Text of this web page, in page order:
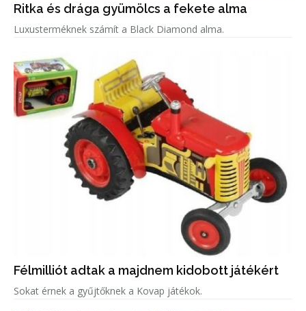
Ritka és drága gyümölcs a fekete alma
Luxusterméknek számít a Black Diamond alma.
Félmilliót adtak a majdnem kidobott játékért
Sokat érnek a gyűjtőknek a Kovap játékok.